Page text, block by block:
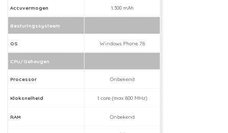
Accuvermogen 1.300 mAh
Besturingssysteem
OS Windows Phone 7.8
CPU/Geheugen
Processor Onbekend
Kloksnelheid 1 core (max 800 MHz)
RAM Onbekend